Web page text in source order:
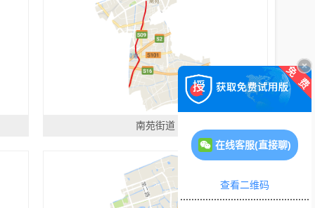
南苑街道
在线客服(直接聊)
查看二维码